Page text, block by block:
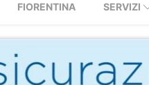
FIORENTINA SERVIZI